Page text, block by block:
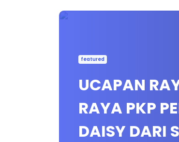
featured
UCAPAN
RAYA PKP
DAISY DARI